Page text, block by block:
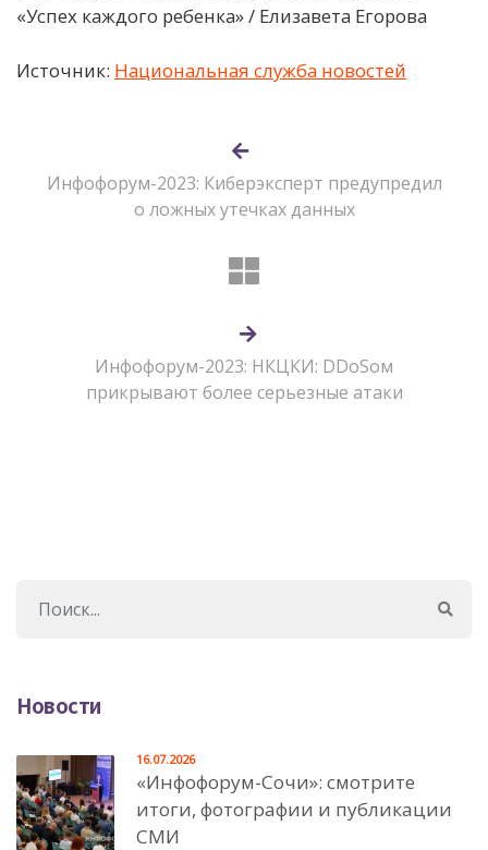
«Успех каждого ребенка» / Елизавета Егорова
Источник: Национальная служба новостей
Инфофорум-2023: Киберэксперт предупредил
о ложных утечках данных
Инфофорум-2023: НКЦКИ: DDoSом
прикрывают более серьезные атаки
Новости
«Инфофорум-Сочи»: смотрите
итоги, фотографии и публикации
СМИ
16.07.2026